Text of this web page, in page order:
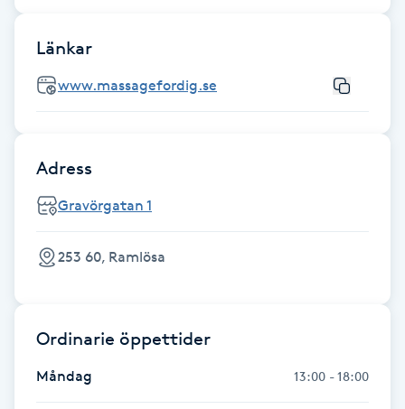
Friskvård
Funktionsanalys
Färgning
Föning
G
Gel naglar
Länkar
www.massagefordig.se
Adress
Gravörgatan 1
253 60, Ramlösa
Ordinarie öppettider
Måndag 13:00 - 18:00